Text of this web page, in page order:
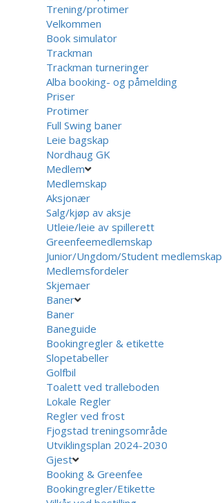
Trening/protimer
Velkommen
Book simulator
Trackman
Trackman turneringer
Alba booking- og påmelding
Priser
Protimer
Full Swing baner
Leie bagskap
Nordhaug GK
Medlem
Medlemskap
Aksjonær
Salg/kjøp av aksje
Utleie/leie av spillerett
Greenfeemedlemskap
Junior/Ungdom/Student medlemskap
Medlemsfordeler
Skjemaer
Baner
Baner
Baneguide
Bookingregler & etikette
Slopetabeller
Golfbil
Toalett ved tralleboden
Lokale Regler
Regler ved frost
Fjogstad treningsområde
Utviklingsplan 2024-2030
Gjest
Booking & Greenfee
Bookingregler/Etikette